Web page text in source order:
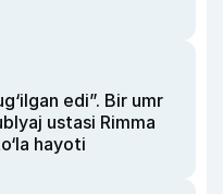
edi”. Bir umr
ustasi Rimma
hayoti